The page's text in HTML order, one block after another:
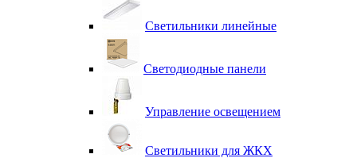
Светильники линейные
Светодиодные панели
Управление освещением
Светильники для ЖКХ